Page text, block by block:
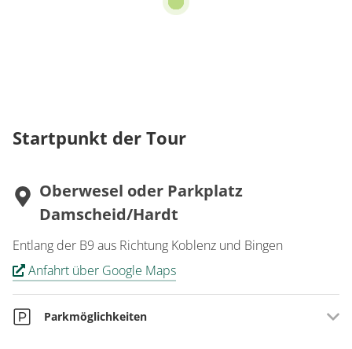
Startpunkt der Tour
Oberwesel oder Parkplatz
Damscheid/Hardt
Entlang der B9 aus Richtung Koblenz und Bingen
Anfahrt über Google Maps
Parkmöglichkeiten